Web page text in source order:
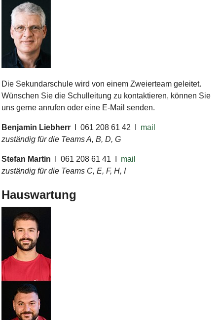
Die Sekundarschule wird von einem Zweierteam geleitet.
Wünschen Sie die Schulleitung zu kontaktieren, können Sie
uns gerne anrufen oder eine E-Mail senden.
Benjamin LiebherrI 061 208 61 42 I mail
zuständig für die Teams A, B, D, G
Stefan Martin I 061 208 61 41 I mail
zuständig für die Teams C, E, F, H, I
Hauswartung